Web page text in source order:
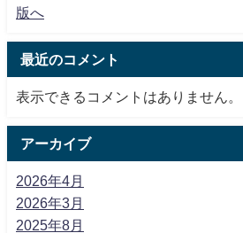
版へ
最近のコメント
表示できるコメントはありません。
アーカイブ
2026年4月
2026年3月
2025年8月